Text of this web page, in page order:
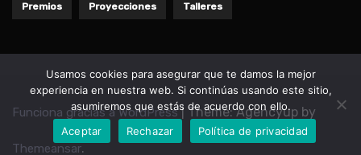
Premios Proyecciones Talleres
Funciona gracias a WordPress| Theme: Agencyup by
Themeansar.
Usamos cookies para asegurar que te damos la mejor
experiencia en nuestra web. Si continúas usando este sitio,
asumiremos que estás de acuerdo con ello.
Aceptar
Rechazar Política de privacidad